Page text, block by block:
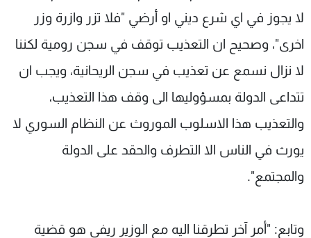
لا يجوز في اي شرع ديني او أرضي "فلا تزر وازرة وزر
اخرى"، وصحيح ان التعذيب توقف في سجن رومية لكننا
لا نزال نسمع عن تعذيب في سجن الريحانية، ويجب ان
تتداعى الدولة بمسؤوليها الى وقف هذا التعذيب،
والتعذيب هذا الاسلوب الموروث عن النظام السوري لا
يورث في الناس الا التطرف والحقد على الدولة
والمجتمع".
وتابع: "أمر آخر تطرقنا اليه مع الوزير ريفي هو قضية